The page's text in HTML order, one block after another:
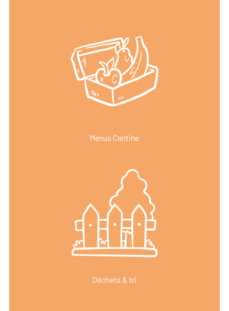
Menus Cantine
Déchets & tri